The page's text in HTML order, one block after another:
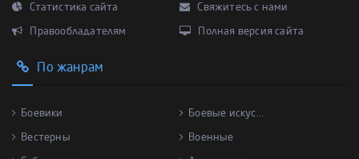
Статистика сайта Свяжитесь с нами
Правообладателям Полная версия сайта
По жанрам
Боевики Боевые искус...
Вестерны Военные